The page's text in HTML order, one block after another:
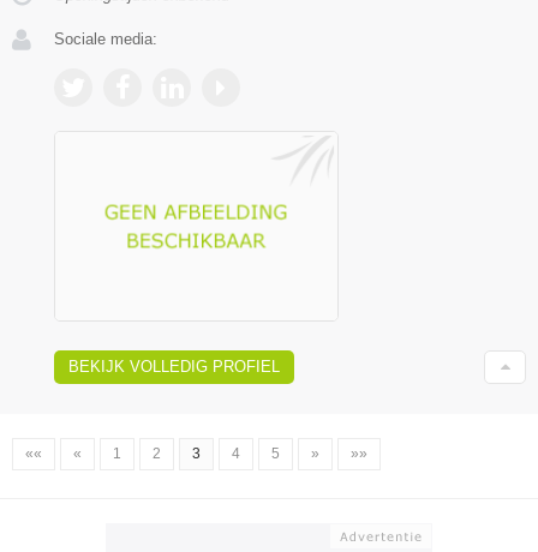
Sociale media:
BEKIJK VOLLEDIG PROFIEL
«« « 1 2 3 4 5 » »»